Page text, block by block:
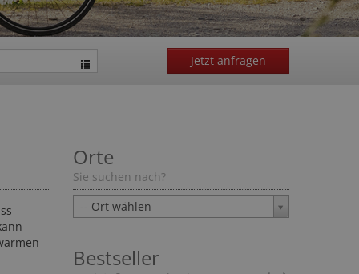
Jetzt anfragen
Orte
Sie suchen nach?
-- Ort wählen
Bestseller